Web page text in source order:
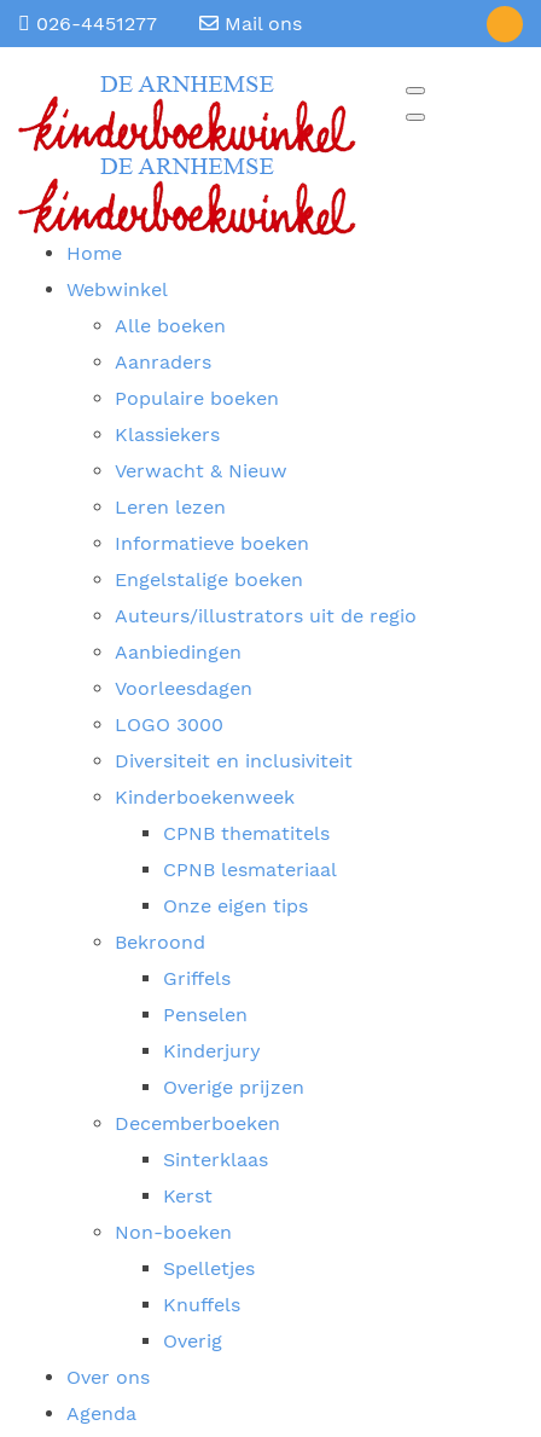
026-4451277 Mail ons
Home
Webwinkel
Alle boeken
Aanraders
Populaire boeken
Klassiekers
Verwacht & Nieuw
Leren lezen
Informatieve boeken
Engelstalige boeken
Auteurs/illustrators uit de regio
Aanbiedingen
Voorleesdagen
LOGO 3000
Diversiteit en inclusiviteit
Kinderboekenweek
CPNB thematitels
CPNB lesmateriaal
Onze eigen tips
Bekroond
Griffels
Penselen
Kinderjury
Overige prijzen
Decemberboeken
Sinterklaas
Kerst
Non-boeken
Spelletjes
Knuffels
Overig
Over ons
Agenda